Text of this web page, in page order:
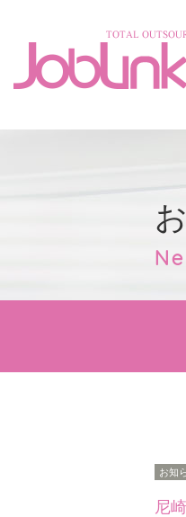
お知
尼